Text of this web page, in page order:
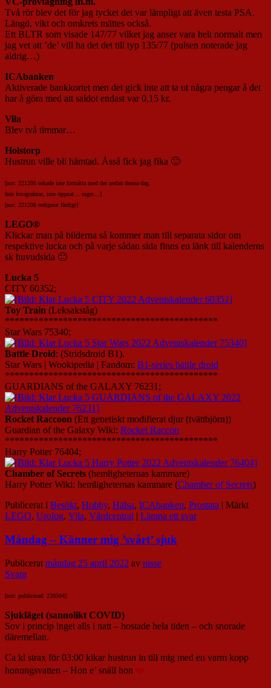
Två rör blev det för jag tycket det var lämpligt att även testa PSA.
Längd, vikt och omkrets mättes också.
Ett BLTR som visade 147/77 vilket jag anser vara helt normalt men
jag vet att ’de’ vill ha det det till typ 135/77 (pulsen noterade jag
aldrig…)
ICAbanken
Aktiverade bankkortet men det gick inte att ta ut några pengar å det
har å göra med att saldot endast var 0,15 kr.
Vila
Blev två timmar…
Holstorp
Hustrun ville bli hämtad. Åsså fick jag fika 🙂
[not: 221205 orkade inte fortsätta med det nedan denna dag.
Inte fotograferar, inte öppnat… inget…]
[not: 221208 redigerat färdigt]
LEGO®
Klickar man på bilderna så kommer man till separata sidor om
respektive lucka och på varje sådan sida finns en länk till kalenderns
sk huvudsida 🙂
Lucka 5
CITY 60352;
Toy Train (Leksakståg)
********************************************
Star Wars 75340;
Battle Droid: (Stridsdroid B1).
Star Wars | Wookipedia | Fandom: B1-series battle droid
********************************************
GUARDIANS of the GALAXY 76231;
Rocket Raccoon (Ett genetiskt modifierat djur (tvättbjörn))
Guardian of the Galaxy Wiki: Rocket Raccon
********************************************
Harry Potter 76404;
Chamber of Secrets (hemligheternas kammare)
Harry Potter Wiki: hemligheternas kammare (Chamber of Secrets)
Publicerat i Besökt, Hobby, Hälsa, ICAbanken, Prostata | Märkt
LEGO, Urolog, Vila, Vårdcentral | Lämna ett svar
Måndag – Känner mig ’svårt’ sjuk
Publicerat måndag 25 april 2022 av nisse
Svara
[not: publicerad: 220504]
Sjukläget (sannolikt COVID)
Sov i princip inget alls i natt – hostade hela tiden – och snorade
däremellan.
Ca kl strax för 03:00 kikar hustrun in till mig med en varm kopp
honungsvatten – Hon e’ snäll hon